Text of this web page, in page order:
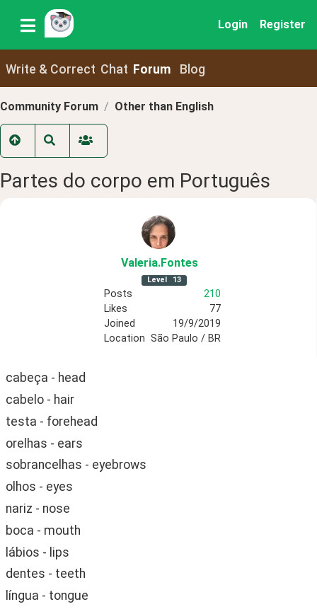
Login Register
Write & Correct Chat Forum Blog
Community Forum Other than English
Partes do corpo em Português
Valeria.Fontes
Level 13
Posts
210
Likes
77
Joined
19/9/2019
Location São Paulo / BR
cabeça - head
cabelo - hair
testa - forehead
orelhas - ears
sobrancelhas - eyebrows
olhos - eyes
nariz - nose
boca - mouth
lábios - lips
dentes - teeth
língua - tongue